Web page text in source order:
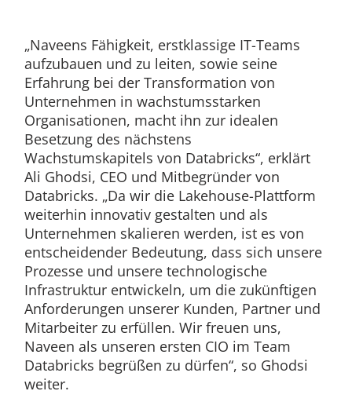
„Naveens Fähigkeit, erstklassige IT-Teams
aufzubauen und zu leiten, sowie seine
Erfahrung bei der Transformation von
Unternehmen in wachstumsstarken
Organisationen, macht ihn zur idealen
Besetzung des nächstens
Wachstumskapitels von Databricks“, erklärt
Ali Ghodsi, CEO und Mitbegründer von
Databricks. „Da wir die Lakehouse-Plattform
weiterhin innovativ gestalten und als
Unternehmen skalieren werden, ist es von
entscheidender Bedeutung, dass sich unsere
Prozesse und unsere technologische
Infrastruktur entwickeln, um die zukünftigen
Anforderungen unserer Kunden, Partner und
Mitarbeiter zu erfüllen. Wir freuen uns,
Naveen als unseren ersten CIO im Team
Databricks begrüßen zu dürfen“, so Ghodsi
weiter.